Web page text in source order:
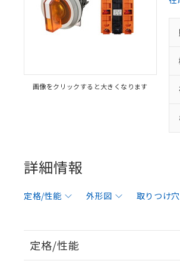
画像をクリックすると大きくなります
詳細情報
定格/性能 外形図 取りつけ
定格/性能